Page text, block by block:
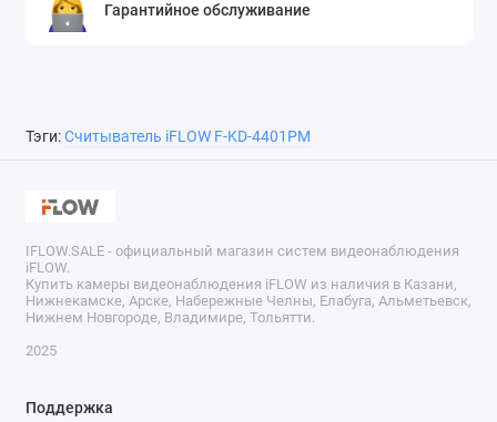
Гарантийное обслуживание
Тэги:Считыватель iFLOW F-KD-4401PM
IFLOW.SALE - официальный магазин систем видеонаблюдения
iFLOW.
Купить камеры видеонаблюдения iFLOW из наличия в Казани,
Нижнекамске, Арске, Набережные Челны, Елабуга, Альметьевск,
Нижнем Новгороде, Владимире, Тольятти.
2025
Поддержка